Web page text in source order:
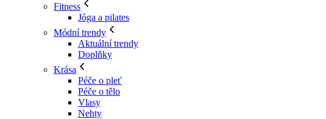
Fitness
Jóga a pilates
Módní trendy
Aktuální trendy
Doplňky
Krása
Péče o pleť
Péče o tělo
Vlasy
Nehty